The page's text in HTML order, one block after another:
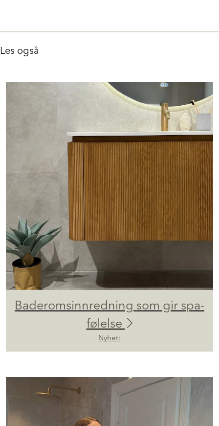
Les også
Baderomsinnredning som gir spa-
følelse
Nyhet: